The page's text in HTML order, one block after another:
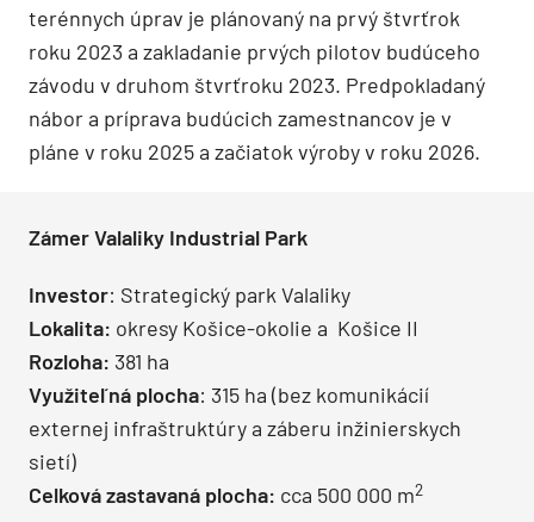
terénnych úprav je plánovaný na prvý štvrťrok
roku 2023 a zakladanie prvých pilotov budúceho
závodu v druhom štvrťroku 2023. Predpokladaný
nábor a príprava budúcich zamestnancov je v
pláne v roku 2025 a začiatok výroby v roku 2026.
Zámer Valaliky Industrial Park
Investor: Strategický park Valaliky
Lokalita: okresy Košice-okolie a Košice II
Rozloha: 381 ha
Využiteľná plocha: 315 ha (bez komunikácií
externej infraštruktúry a záberu inžinierskych
sietí)
Celková zastavaná plocha: cca 500 000 m2